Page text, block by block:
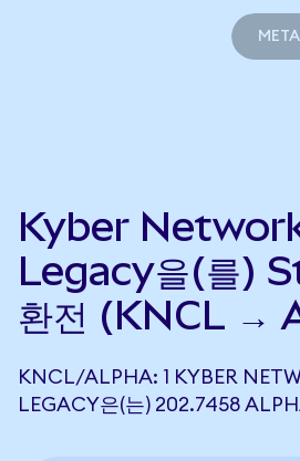
Kyber
Legacy을(를)
환전 (KNCL →
KNCL/ALPHA: 1 KYBER
LEGACY은(는) 202.7458